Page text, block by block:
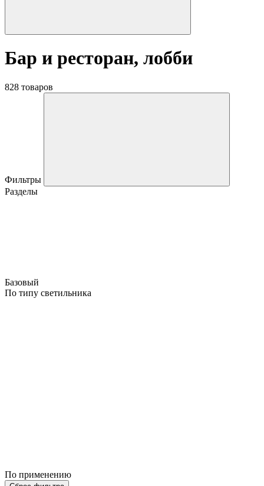
Бар и ресторан, лобби
828 товаров
Фильтры
Разделы
Базовый
По типу светильника
По применению